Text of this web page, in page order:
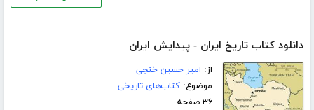
دانلود کتاب تاریخ ایران - پیدایش ایران
از: امیر حسین خنجی
موضوع:کتاب‌های تاریخی
۳۶ صفحه